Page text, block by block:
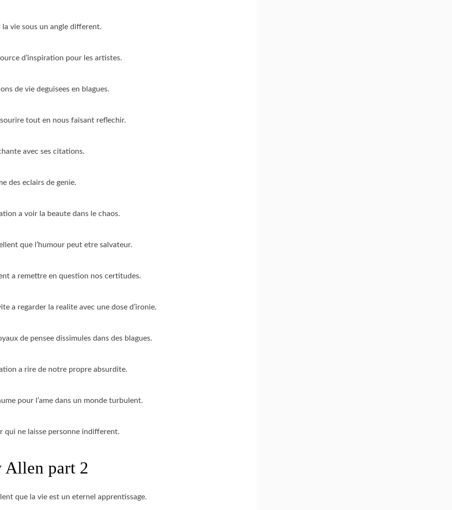
vie sous un angle different.
d’inspiration pour les artistes.
de vie deguisees en blagues.
tout en nous faisant reflechir.
avec ses citations.
des eclairs de genie.
a voir la beaute dans le chaos.
que l’humour peut etre salvateur.
a remettre en question nos certitudes.
a regarder la realite avec une dose d’ironie.
de pensee dissimules dans des blagues.
a rire de notre propre absurdite.
pour l’ame dans un monde turbulent.
qui ne laisse personne indifferent.
Allen part 2
que la vie est un eternel apprentissage.